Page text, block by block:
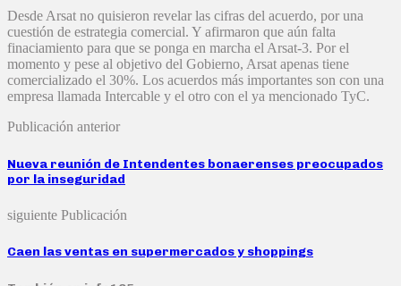
Desde Arsat no quisieron revelar las cifras del acuerdo, por una
cuestión de estrategia comercial. Y afirmaron que aún falta
finaciamiento para que se ponga en marcha el Arsat-3. Por el
momento y pese al objetivo del Gobierno, Arsat apenas tiene
comercializado el 30%. Los acuerdos más importantes son con una
empresa llamada Intercable y el otro con el ya mencionado TyC.
Publicación anterior
Nueva reunión de Intendentes bonaerenses preocupados
por la inseguridad
siguiente Publicación
Caen las ventas en supermercados y shoppings